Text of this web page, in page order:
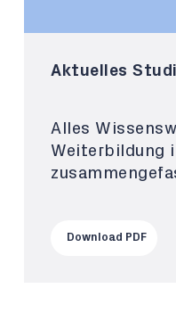
Aktuelles
Alles
Weiterbildung
Download PDF